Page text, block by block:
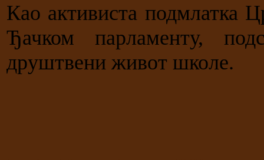
Као активиста подмлатка
Ђачком парламенту,
друштвени живот школе.